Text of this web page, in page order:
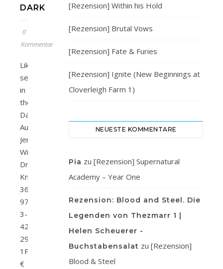
DARK
0
Kommentare
Like
secrets
in
the
Dark
Autor/in:
Jennifer
WileyVerlag:
Droemer
KnaurSeitenanzahl:
368ISBN:
978-
3-
426-
29388-
1Preis:
€
[Rezension] Within his Hold
[Rezension] Brutal Vows
[Rezension] Fate & Furies
[Rezension] Ignite (New Beginnings at
Cloverleigh Farm 1)
NEUESTE KOMMENTARE
Pia zu [Rezension] Supernatural
Academy – Year One
Rezension: Blood and Steel. Die
Legenden von Thezmarr 1 |
Helen Scheuerer -
Buchstabensalat zu [Rezension]
Blood & Steel